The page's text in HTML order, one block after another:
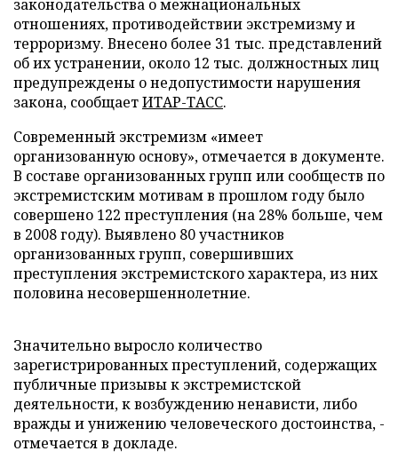
законодательства о межнациональных
отношениях, противодействии экстремизму и
терроризму. Внесено более 31 тыс. представлений
об их устранении, около 12 тыс. должностных лиц
предупреждены о недопустимости нарушения
закона, сообщаетИТАР-ТАСС.
Современный экстремизм «имеет
организованную основу», отмечается в документе.
В составе организованных групп или сообществ по
экстремистским мотивам в прошлом году было
совершено 122 преступления (на 28% больше, чем
в 2008 году). Выявлено 80 участников
организованных групп, совершивших
преступления экстремистского характера, из них
половина несовершеннолетние.
Значительно выросло количество
зарегистрированных преступлений, содержащих
публичные призывы к экстремистской
деятельности, к возбуждению ненависти, либо
вражды и унижению человеческого достоинства, -
отмечается в докладе.